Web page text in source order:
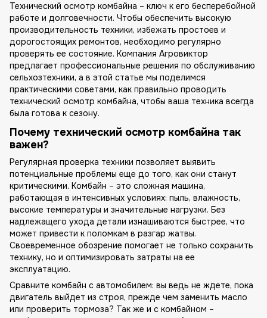
Технический осмотр комбайна – ключ к его бесперебойной
работе и долговечности. Чтобы обеспечить высокую
производительность техники, избежать простоев и
дорогостоящих ремонтов, необходимо регулярно
проверять ее состояние. Компания Агровиктор
предлагает профессиональные решения по обслуживанию
сельхозтехники, а в этой статье мы поделимся
практическими советами, как правильно проводить
технический осмотр комбайна, чтобы ваша техника всегда
была готова к сезону.
Почему технический осмотр комбайна так
важен?
Регулярная проверка техники позволяет выявить
потенциальные проблемы еще до того, как они станут
критическими. Комбайн – это сложная машина,
работающая в интенсивных условиях: пыль, влажность,
высокие температуры и значительные нагрузки. Без
надлежащего ухода детали изнашиваются быстрее, что
может привести к поломкам в разгар жатвы.
Своевременное обозрение помогает не только сохранить
технику, но и оптимизировать затраты на ее
эксплуатацию.
Сравните комбайн с автомобилем: вы ведь не ждете, пока
двигатель выйдет из строя, прежде чем заменить масло
или проверить тормоза? Так же и с комбайном –